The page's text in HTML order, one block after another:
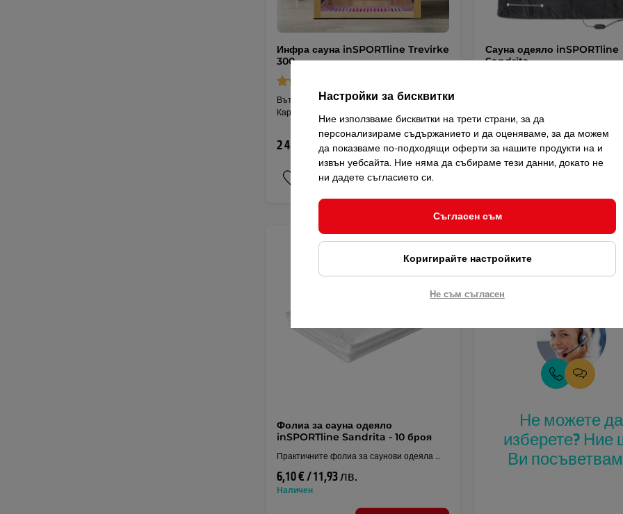
Инфра сауна inSPORTline Trevirke
300
Вътрешна сауна за трима души.
Карбонови и …
2 453,70 € / 4 799,02 лв.
Купи
Сауна одеяло inSPORTline
Sandrita
198,90 € / 389,01 лв.
Наличен
Фолиа за сауна одеяло
inSPORTline Sandrita - 10 броя
Практичните фолиа за саунови одеяла …
6,10 € / 11,93 лв.
Наличен
Не можете да
изберете? Ние
Ви
Настройки за бисквитки
Ние използваме бисквитки на трети страни, за да
персонализираме съдържанието и да оценяваме, за да можем
да показваме по-подходящи оферти за нашите продукти на и
извън уебсайта. Ние няма да събираме тези данни, докато не
ни дадете съгласието си.
Съгласен съм
Коригирайте настройките
Не съм съгласен